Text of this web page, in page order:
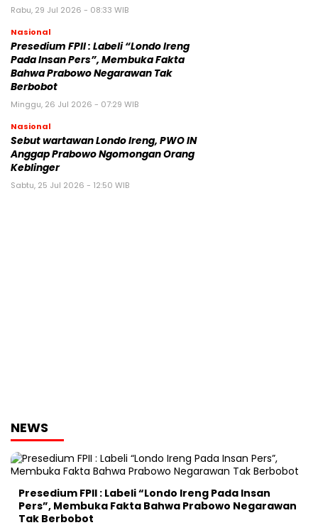
Rabu, 29 Jul 2026 - 08:33 WIB
Nasional
Presedium FPII : Labeli “Londo Ireng
Pada Insan Pers”, Membuka Fakta
Bahwa Prabowo Negarawan Tak
Berbobot
Minggu, 26 Jul 2026 - 07:29 WIB
Nasional
Sebut wartawan Londo Ireng, PWO IN
Anggap Prabowo Ngomongan Orang
Keblinger
Sabtu, 25 Jul 2026 - 12:50 WIB
NEWS
Presedium FPII : Labeli “Londo Ireng Pada Insan
Pers”, Membuka Fakta Bahwa Prabowo Negarawan
Tak Berbobot